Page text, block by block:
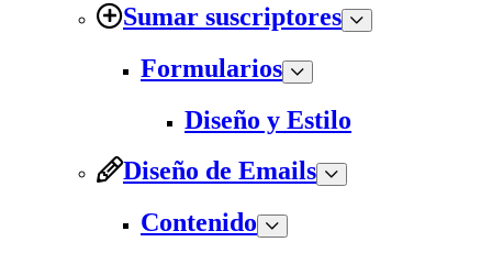
Sumar suscriptores
Formularios
Diseño y Estilo
Diseño de Emails
Contenido